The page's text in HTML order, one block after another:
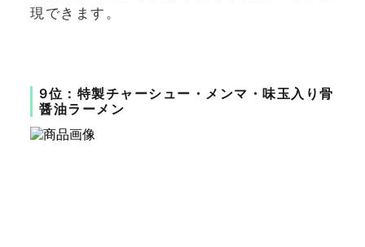
現できます。
9位：特製チャーシュー・メンマ・味玉入り骨
醤油ラーメン